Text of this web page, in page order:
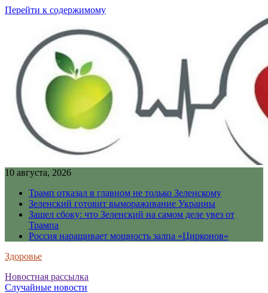
Перейти к содержимому
10 августа, 2026
Трамп отказал в главном не только Зеленскому
Зеленский готовит вымораживание Украины
Зашел сбоку: что Зеленский на самом деле увез от
Трампа
Россия наращивает мощность залпа «Цирконов»
Здоровье
Новостная рассылка
Случайные новости